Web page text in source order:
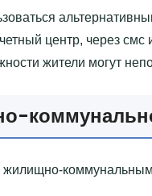
центр, через
жители могут
жилищно-